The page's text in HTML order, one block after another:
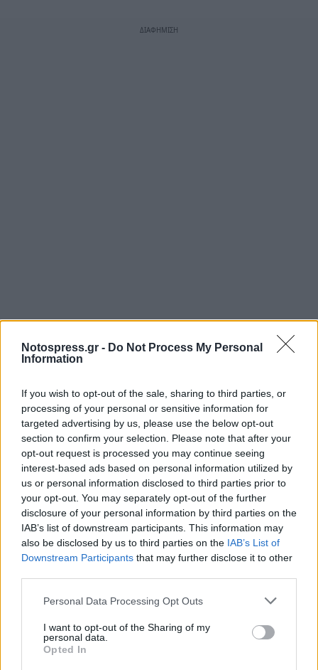
Notospress.gr - Do Not Process My Personal
Information
If you wish to opt-out of the sale, sharing to third parties, or
processing of your personal or sensitive information for
targeted advertising by us, please use the below opt-out
section to confirm your selection. Please note that after your
opt-out request is processed you may continue seeing
interest-based ads based on personal information utilized by
us or personal information disclosed to third parties prior to
your opt-out. You may separately opt-out of the further
disclosure of your personal information by third parties on the
IAB’s list of downstream participants. This information may
also be disclosed by us to third parties on the IAB’s List of
Downstream Participants that may further disclose it to other
Personal Data Processing Opt Outs
I want to opt-out of the Sharing of my
personal data.
Opted In
Σχετικά Άρθρα